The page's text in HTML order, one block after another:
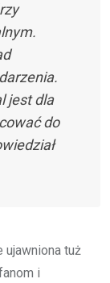
jest dla
do
tuż
i